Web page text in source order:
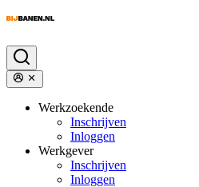
Werkzoekende
Inschrijven
Inloggen
Werkgever
Inschrijven
Inloggen